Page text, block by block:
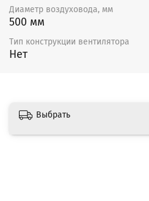
Диаметр воздуховода, мм
500 мм
Тип конструкции вентилятора
Нет
Выбрать